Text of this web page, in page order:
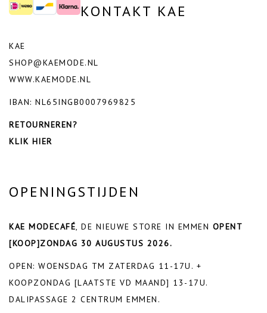
KONTAKT KAE
KAE
SHOP@KAEMODE.NL
WWW.KAEMODE.NL
IBAN: NL65INGB0007969825
RETOURNEREN?
KLIK HIER
OPENINGSTIJDEN
KAE MODECAFÉ, DE NIEUWE STORE IN EMMEN OPENT
[KOOP]ZONDAG 30 AUGUSTUS 2026.
OPEN: WOENSDAG TM ZATERDAG 11-17U. +
KOOPZONDAG [LAATSTE VD MAAND] 13-17U.
DALIPASSAGE 2 CENTRUM EMMEN.